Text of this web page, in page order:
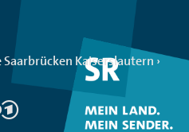
Kaiserslautern